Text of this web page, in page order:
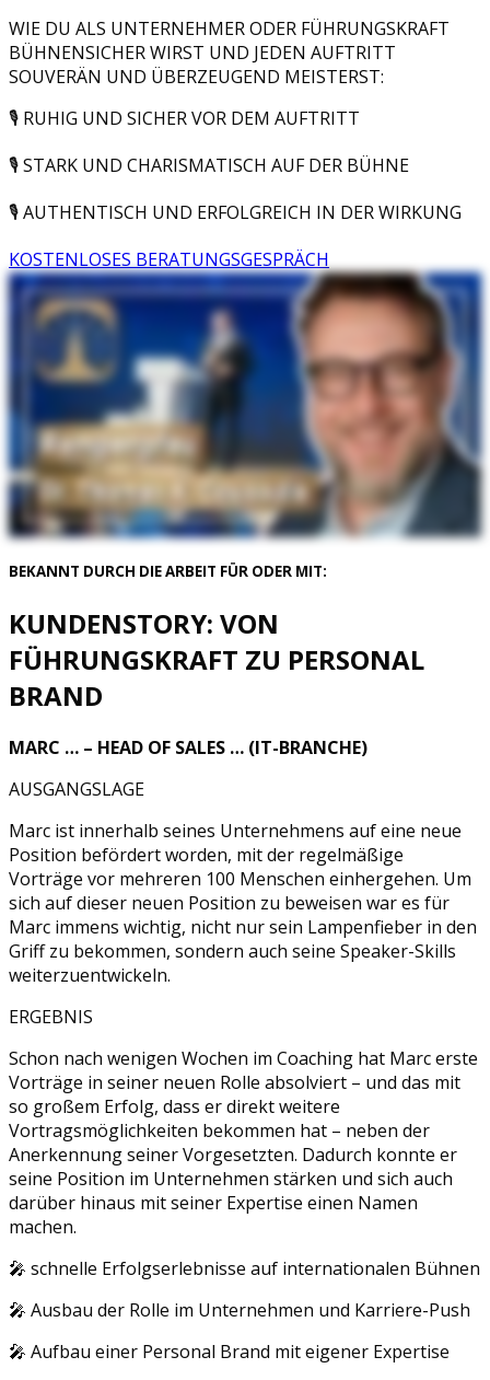
WIE DU ALS UNTERNEHMER ODER FÜHRUNGSKRAFT
BÜHNENSICHER WIRST UND JEDEN AUFTRITT
SOUVERÄN UND ÜBERZEUGEND MEISTERST:
🎙️ RUHIG UND SICHER VOR DEM AUFTRITT
🎙️ STARK UND CHARISMATISCH AUF DER BÜHNE
🎙️ AUTHENTISCH UND ERFOLGREICH IN DER WIRKUNG
KOSTENLOSES BERATUNGSGESPRÄCH
BEKANNT DURCH DIE ARBEIT FÜR ODER MIT:
KUNDENSTORY: VON
FÜHRUNGSKRAFT ZU PERSONAL
BRAND
MARC … – HEAD OF SALES … (IT-BRANCHE)
AUSGANGSLAGE
Marc ist innerhalb seines Unternehmens auf eine neue
Position befördert worden, mit der regelmäßige
Vorträge vor mehreren 100 Menschen einhergehen. Um
sich auf dieser neuen Position zu beweisen war es für
Marc immens wichtig, nicht nur sein Lampenfieber in den
Griff zu bekommen, sondern auch seine Speaker-Skills
weiterzuentwickeln.
ERGEBNIS
Schon nach wenigen Wochen im Coaching hat Marc erste
Vorträge in seiner neuen Rolle absolviert – und das mit
so großem Erfolg, dass er direkt weitere
Vortragsmöglichkeiten bekommen hat – neben der
Anerkennung seiner Vorgesetzten. Dadurch konnte er
seine Position im Unternehmen stärken und sich auch
darüber hinaus mit seiner Expertise einen Namen
machen.
🎤 schnelle Erfolgserlebnisse auf internationalen Bühnen
🎤 Ausbau der Rolle im Unternehmen und Karriere-Push
🎤 Aufbau einer Personal Brand mit eigener Expertise